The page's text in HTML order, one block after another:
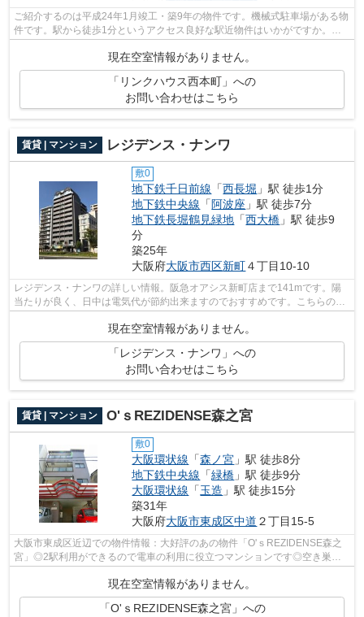
ご紹介するのは平成24年1月竣工・築9年の物件です。機械式駐車場がある物
件です。駅から徒歩1分というアクセス良好な駅近物件はいかがですか。陽
現在空室情報がありません。
「リンクハウス西本町」への
お問い合わせはこちら
賃貸 | マンション レジデンス・ナンワ
敷0
地下鉄千日前線 「西長堀 」駅 徒歩1分
地下鉄中央線 「 阿波座 」駅 徒歩7分
地下鉄長堀鶴見緑地 「西大橋 」駅 徒歩9
分
築25年
大阪府大阪市西区新町４丁目10-10
レジデンス・ナンワの詳しい情報。阪急オアシス新町店まで141mです。陽
当たりが良く、日中は電気代が節約出来ますのでおすすめです。こちらの物
件は機械式駐車場がご利用いただけます...
現在空室情報がありません。
「レジデンス・ナンワ」への
お問い合わせはこちら
賃貸 | マンション O'ｓREZIDENSE森之宮
敷0
大阪環状線 「森ノ宮 」駅 徒歩8分
地下鉄中央線 「緑橋 」駅 徒歩9分
大阪環状線 「玉造 」駅 徒歩15分
築31年
大阪府大阪市東成区中道 ２丁目15-5
大阪市東成区近辺での物件情報：大好評のあの物件「O'ｓREZIDENSE森之
宮」◎2駅利用ができるので電車の利用に役立つマンションです◎空き巣や
現在空室情報がありません。
「O'ｓREZIDENSE森之宮」への